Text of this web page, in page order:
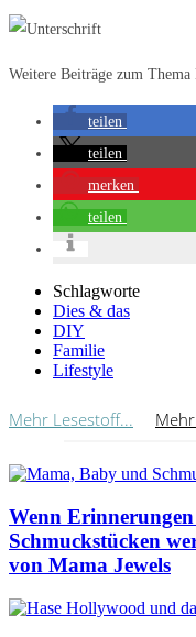
Weitere Beiträge zum
teilen
teilen
merken
teilen
Schlagworte
Dies & das
DIY
Familie
Lifestyle
Mehr Lesestoff...
Wenn
Schmuckstücken
von Mama Jewels